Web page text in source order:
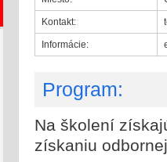
Kontakt:
Informácie:
Program:
Na školení
získaniu